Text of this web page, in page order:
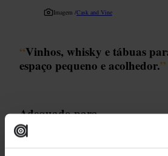
Imagem /Cask and Vine
“Vinhos, whisky e tábuas
espaço pequeno e acolhedor.”
Adequado para
#